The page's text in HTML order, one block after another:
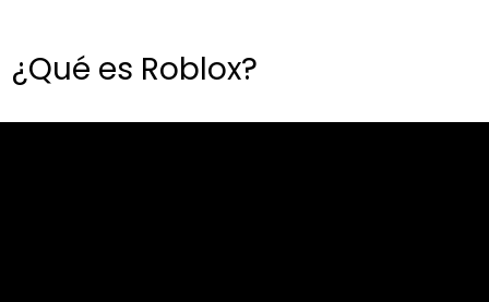
¿Qué es Roblox?